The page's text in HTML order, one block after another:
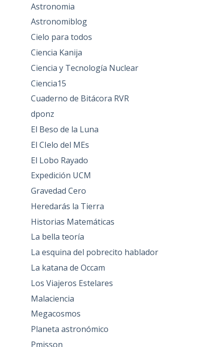
Astronomia
Astronomiblog
Cielo para todos
Ciencia Kanija
Ciencia y Tecnología Nuclear
Ciencia15
Cuaderno de Bitácora RVR
dponz
El Beso de la Luna
El CIelo del MEs
El Lobo Rayado
Expedición UCM
Gravedad Cero
Heredarás la Tierra
Historias Matemáticas
La bella teoría
La esquina del pobrecito hablador
La katana de Occam
Los Viajeros Estelares
Malaciencia
Megacosmos
Planeta astronómico
Pmisson